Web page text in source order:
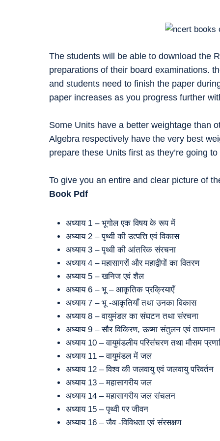
The students will be able to download the
preparations of their board examinations.
and students need to finish the paper
paper increases as you progress further
Some Units have a better weightage than
Algebra respectively have the very best
prepare these Units first as they’re going
To give you an entire and clear picture of
Book Pdf
अध्याय 1 – भूगोल एक विषय के रूप में
अध्याय 2 – पृथ्वी की उत्पत्ति एवं विकास
अध्याय 3 – पृथ्वी की आंतरिक संरचना
अध्याय 4 – महासागरों और महाद्वीपों का वितरण
अध्याय 5 – खनिज एवं शैल
अध्याय 6 – भू – आकृतिक प्रक्रियाएँ
अध्याय 7 – भू -आकृतियाँ तथा उनका विकास
अध्याय 8 – वायुमंडल का संघटन तथा संरचना
अध्याय 9 – सौर विकिरण, ऊष्मा संतुलन एवं तापमान
अध्याय 10 – वायुमंडलीय परिसंचरण तथा मौसम
अध्याय 11 – वायुमंडल में जल
अध्याय 12 – विश्व की जलवायु एवं जलवायु परिवर्तन
अध्याय 13 – महासागरीय जल
अध्याय 14 – महासागरीय जल संचलन
अध्याय 15 – पृथ्वी पर जीवन
अध्याय 16 – जैव -विविधता एवं संरसक्षण